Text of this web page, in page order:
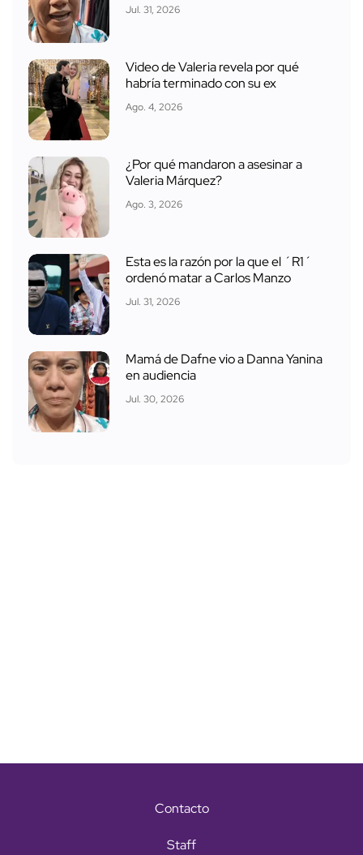
Jul. 31, 2026
Video de Valeria revela por qué
habría terminado con su ex
Ago. 4, 2026
¿Por qué mandaron a asesinar a
Valeria Márquez?
Ago. 3, 2026
Esta es la razón por la que el ´R1´
ordenó matar a Carlos Manzo
Jul. 31, 2026
Mamá de Dafne vio a Danna Yanina
en audiencia
Jul. 30, 2026
Contacto
Staff